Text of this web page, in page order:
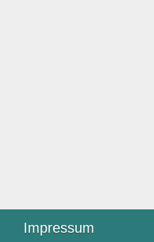
Impressum